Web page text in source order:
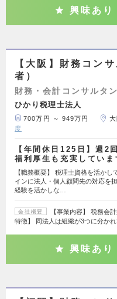
興味あり
【大阪】財務コン
者）
財務・会計コンサルタ
ひかり税理士法人
700万円 ～ 949万円
度
【年間休日125日】週2
福利厚生も充実してい
【職務概要】 税理士資格を活かし
インに法人・個人顧問先の対応を
経験を活かしな…
会社概要
【事業内容】 税務会
特徴】 同法人は組織が3つに分か
興味あり